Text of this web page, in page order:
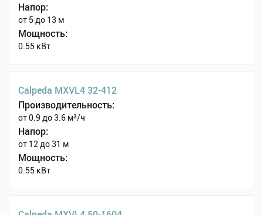
Напор:
от 5 до 13 м
Мощность:
0.55 кВт
Calpeda MXVL4 32-412
Производительность:
от 0.9 до 3.6 м³/ч
Напор:
от 12 до 31 м
Мощность:
0.55 кВт